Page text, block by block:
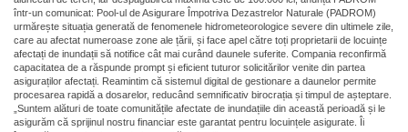
într-un comunicat: Pool-ul de Asigurare Împotriva Dezastrelor Naturale (PADROM)
urmărește situația generată de fenomenele hidrometeorologice severe din ultimele zile,
care au afectat numeroase zone ale țării, și face apel către toți proprietarii de locuințe
afectați de inundații să notifice cât mai curând daunele suferite. Compania reconfirmă
capacitatea de a răspunde prompt și eficient tuturor solicitărilor venite din partea
asiguraților afectați. Reamintim că sistemul digital de gestionare a daunelor permite
procesarea rapidă a dosarelor, reducând semnificativ birocrația și timpul de așteptare.
„Suntem alături de toate comunitățile afectate de inundațiile din această perioadă și le
asigurăm că sprijinul nostru financiar este garantat pentru locuințele asigurate. Îi